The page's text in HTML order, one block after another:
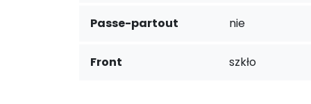
Passe-partout nie
Front szkło